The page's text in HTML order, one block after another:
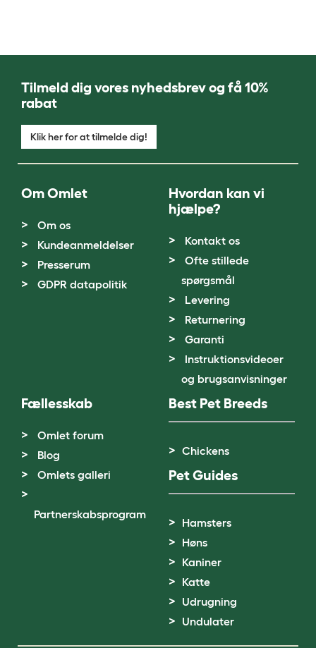
Tilmeld dig vores nyhedsbrev og få 10%
rabat
Klik her for at tilmelde dig!
Om Omlet
Om os
Kundeanmeldelser
Presserum
GDPR datapolitik
Hvordan kan vi
hjælpe?
Kontakt os
Ofte stillede
spørgsmål
Levering
Returnering
Garanti
Instruktionsvideoer
og brugsanvisninger
Fællesskab
Omlet forum
Blog
Omlets galleri
Partnerskabsprogram
Best Pet Breeds
Chickens
Pet Guides
Hamsters
Høns
Kaniner
Katte
Udrugning
Undulater